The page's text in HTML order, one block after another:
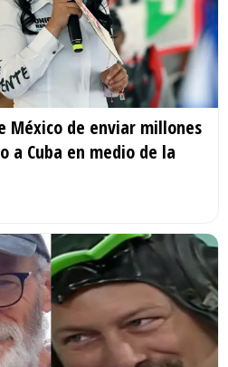
México de enviar millones
a Cuba en medio de la